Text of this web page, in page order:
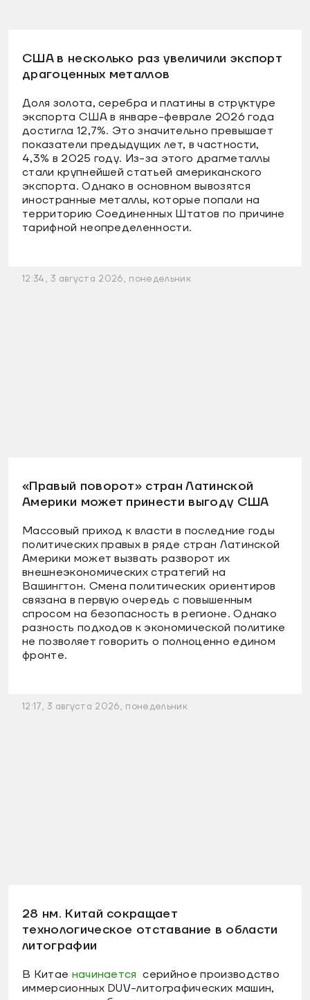
США в несколько раз увеличили экспорт
драгоценных металлов
Доля золота, серебра и платины в структуре
экспорта США в январе-феврале 2026 года
достигла 12,7%. Это значительно превышает
показатели предыдущих лет, в частности,
4,3% в 2025 году. Из-за этого драгметаллы
стали крупнейшей статьей американского
экспорта. Однако в основном вывозятся
иностранные металлы, которые попали на
территорию Соединенных Штатов по причине
тарифной неопределенности.
12:34, 3 августа 2026, понедельник
«Правый поворот» стран Латинской
Америки может принести выгоду США
Массовый приход к власти в последние годы
политических правых в ряде стран Латинской
Америки может вызвать разворот их
внешнеэкономических стратегий на
Вашингтон. Смена политических ориентиров
связана в первую очередь с повышенным
спросом на безопасность в регионе. Однако
разность подходов к экономической политике
не позволяет говорить о полноценно едином
фронте.
12:17, 3 августа 2026, понедельник
28 нм. Китай сокращает
технологическое отставание в области
литографии
В Китае начинается серийное производство
иммерсионных DUV-литографических машин,